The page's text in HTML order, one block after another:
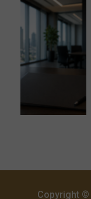
Copyright ©